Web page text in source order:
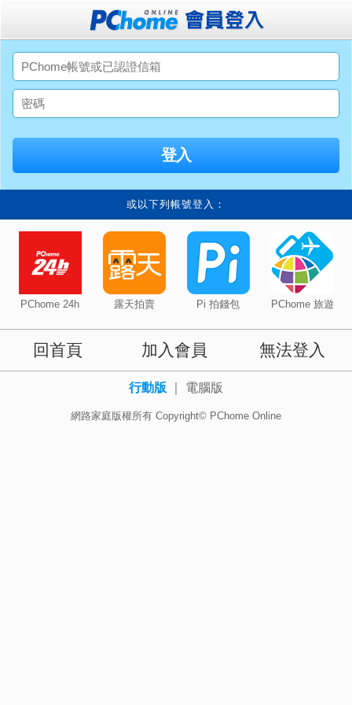
或以下列帳號登入：
PChome 24h 露天拍賣 Pi 拍錢包 PChome 旅遊
回首頁 加入會員 無法登入
行動版 電腦版
網路家庭版權所有 Copyright© PChome Online